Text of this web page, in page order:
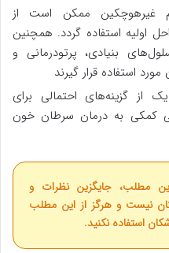
غیرهوچکین ممکن است از
اولیه استفاده گردد. همچنین
بنیادی، پرتودرمانی و
استفاده قرار گیرند
از گزینه‌های احتمالی برای
کمکی به درمان سرطان خون
مطلب، جایگزین نظرات و
نیست و هرگز از این مطلب
استفاده نکنید.